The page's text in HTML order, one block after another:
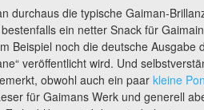
durchaus die typische Gaiman-
ein netter Snack für
Beispiel noch die deutsche Ausgabe
veröffentlicht wird. Und
obwohl auch ein paar kleine
für Gaimans Werk und generell